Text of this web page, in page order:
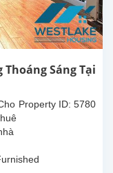
Tây
Hồ,
Hà
Nội.
5
rộng
rãi4...
Thoáng Sáng Tại
Property ID: 5780